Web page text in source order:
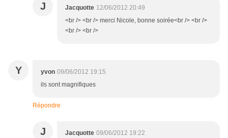
J Jacquotte 12/06/2012 20:49
<br /> <br /> merci Nicole, bonne soirée<br /> <br />
<br /> <br />
Y yvon 09/06/2012 19:15
ils sont magnifiques
Répondre
J Jacquotte 09/06/2012 19:22